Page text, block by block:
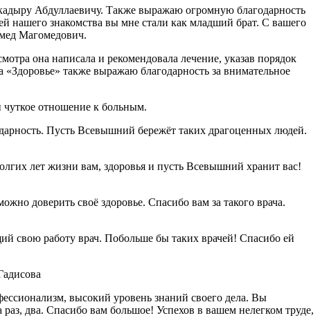
Абдуллаевичу. Также выражаю огромную благодарность
нашего знакомства вы мне стали как младший брат. С вашего
Магомедович.
она написала и рекомендовала лечение, указав порядок
также выражаю благодарность за внимательное
чуткое отношение к больным.
Пусть Всевышний бережёт таких драгоценных людей.
лет жизни вам, здоровья и пусть Всевышний хранит вас!
доверить своё здоровье. Спасибо вам за такого врача.
свою работу врач. Побольше бы таких врачей! Спасибо ей
высокий уровень знаний своего дела. Вы
два. Спасибо вам большое! Успехов в вашем нелегком труде,